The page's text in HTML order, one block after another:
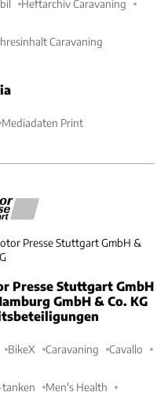
Heftarchiv Caravaning
Caravaning
Mediadaten Print
Presse Stuttgart GmbH &
Presse Stuttgart GmbH
GmbH & Co. KG
BikeX Caravaning Cavallo
Men's Health